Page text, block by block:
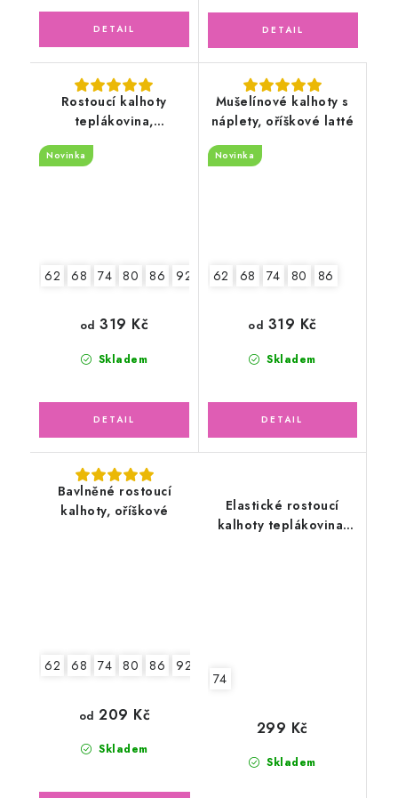
Rostoucí kalhoty
teplákovina,
Pohádková víla s
jednorožcem
Novinka
62 68 74 80 86 92
Skladem
od 319 Kč
Mušelínové kalhoty s
náplety, oříškové latté
Novinka
62 68 74 80 86
Skladem
od 319 Kč
Bavlněné rostoucí
kalhoty, oříškové
62 68 74 80 86 92
Skladem
od 209 Kč
Elastické rostoucí
kalhoty teplákovina,
74
Skladem
299 Kč